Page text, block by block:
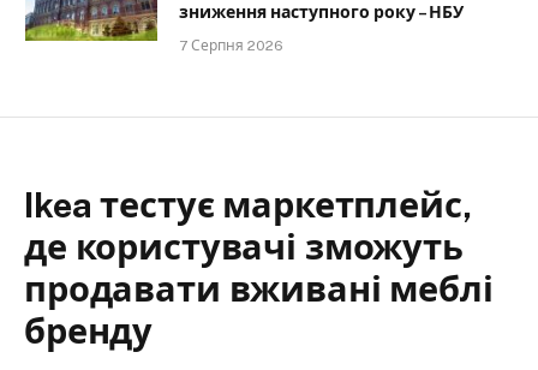
зниження наступного року – НБУ
7 Серпня 2026
Ikea тестує маркетплейс,
де користувачі зможуть
продавати вживані меблі
бренду